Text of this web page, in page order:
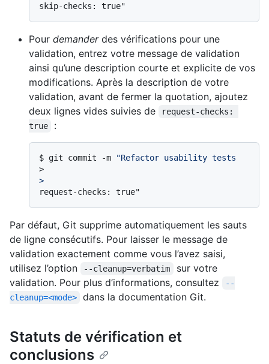
Pour demanderdes vérifications pour une
validation, entrez votre message de validation
ainsi qu’une description courte et explicite de vos
modifications. Après la description de votre
validation, avant de fermer la quotation, ajoutez
deux lignes vides suivies de
request-checks:
true
:
$ git commit -m
"Refactor usability tests
>
>
Par défaut, Git supprime automatiquement les sauts
de ligne consécutifs. Pour laisser le message de
validation exactement comme vous l’avez saisi,
utilisez l’option
--cleanup=verbatim
sur votre
validation. Pour plus d’informations, consultez
--
cleanup=<mode>
dans la documentation Git.
Statuts de vérification et
conclusions